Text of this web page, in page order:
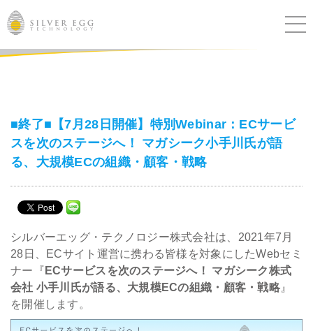
導入事例
ブログ
ニュース
IR
■終了■【7月28日開催】特別Webinar：ECサービ
スを次のステージへ！ マガシーク小手川氏が語
る、大規模ECの組織・顧客・戦略
シルバーエッグ・テクノロジー株式会社は、2021年7月
28日、ECサイト運営に携わる皆様を対象にしたWebセミ
ナー『ECサービスを次のステージへ！ マガシーク株式
会社 小手川氏が語る、大規模ECの組織・顧客・戦略 』
を開催します。